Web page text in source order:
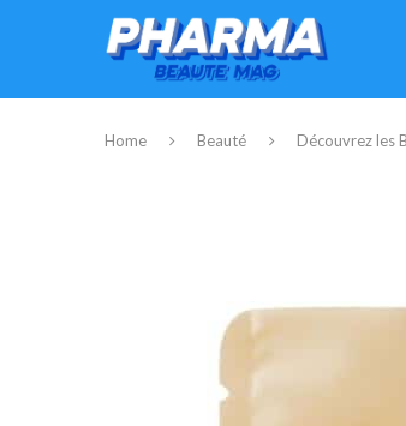
Home Beauté Découvrez les